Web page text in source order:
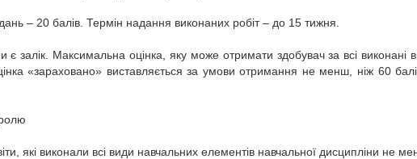
– 20 балів. Термін надання виконаних робіт – до 15 тижня.
є залік. Максимальна оцінка, яку може отримати здобувач за всі виконані
«зараховано» виставляється за умови отримання не менш, ніж 60
які виконали всі види навчальних елементів навчальної дисципліни не